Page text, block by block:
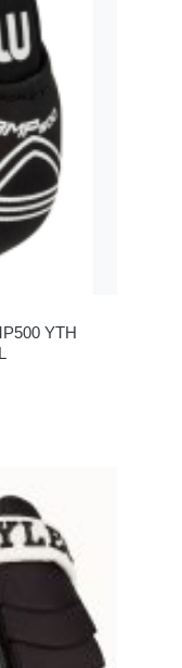
YTH